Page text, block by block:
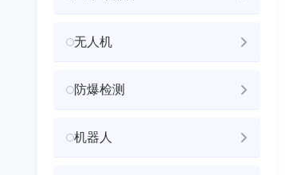
无人机
防爆检测
机器人